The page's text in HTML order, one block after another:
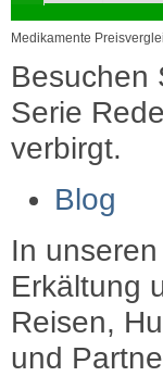
Medikamente
Besuchen
Serie
verbirgt.
Blog
In
Erkältung
Reisen,
und